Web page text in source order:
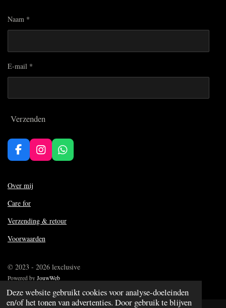
Deze website gebruikt cookies voor analyse-doeleinden
en/of het tonen van advertenties. Door gebruik te blijven
Naam *
E-mail *
Verzenden
F
a
e
o
k
I
n
a
W
h
p
Over mij
Care for
Verzending & retour
Voorwaarden
© 2023 - 2026 lexclusive
Powered by JouwWeb